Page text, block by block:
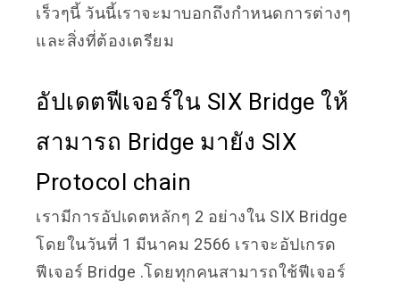
เร็วๆนี้ วันนี้เราจะมาบอกถึงกำหนดการต่างๆ
และสิ่งที่ต้องเตรียม
อัปเดตฟีเจอร์ใน SIX Bridge ให้
สามารถ Bridge มายัง SIX
Protocol chain
เรามีการอัปเดตหลักๆ 2 อย่างใน SIX Bridge
โดยในวันที่ 1 มีนาคม 2566 เราจะอัปเกรด
ฟีเจอร์ Bridge .โดยทุกคนสามารถใช้ฟีเจอร์